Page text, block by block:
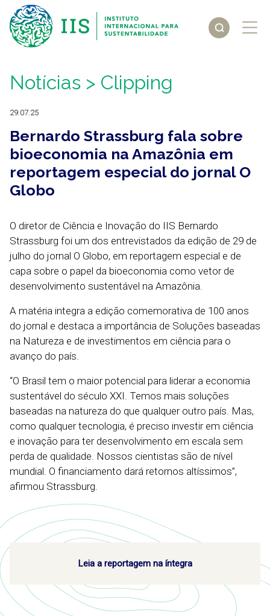
Notícias > Clipping
29.07.25
Bernardo Strassburg fala sobre
bioeconomia na Amazônia em
reportagem especial do jornal O
Globo
O diretor de Ciência e Inovação do IIS Bernardo
Strassburg foi um dos entrevistados da edição de 29 de
julho do jornal O Globo, em reportagem especial e de
capa sobre o papel da bioeconomia como vetor de
desenvolvimento sustentável na Amazônia.
A matéria integra a edição comemorativa de 100 anos
do jornal e destaca a importância de Soluções baseadas
na Natureza e de investimentos em ciência para o
avanço do país.
“O Brasil tem o maior potencial para liderar a economia
sustentável do século XXI. Temos mais soluções
baseadas na natureza do que qualquer outro país. Mas,
como qualquer tecnologia, é preciso investir em ciência
e inovação para ter desenvolvimento em escala sem
perda de qualidade. Nossos cientistas são de nível
mundial. O financiamento dará retornos altíssimos”,
afirmou Strassburg.
Leia a reportagem na íntegra